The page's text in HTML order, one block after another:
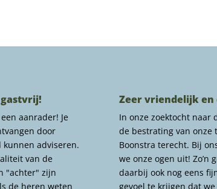
aanrader! Je
door
kunnen adviseren.
van de
"achter" zijn
de heren weten
Zeer vriendelijk en
In onze zoektocht naar
de bestrating van onze
Boonstra terecht. Bij
we onze ogen uit! Zo’n
daarbij ook nog eens
gevoel te krijgen dat